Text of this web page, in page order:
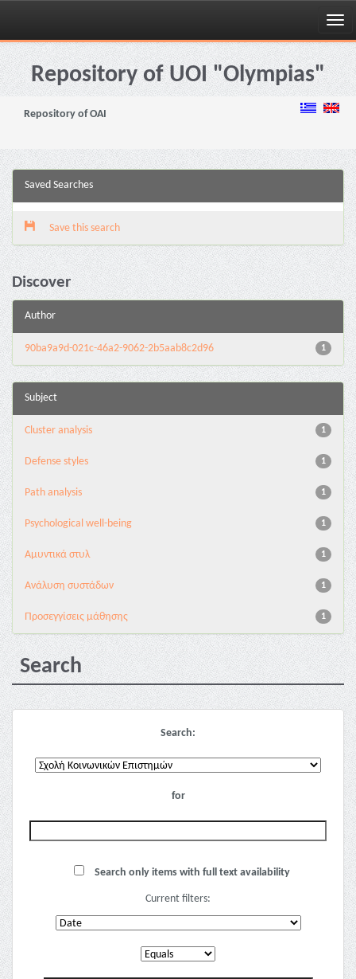
Skip
navigationRepository of UOI "Olympias"
Repository of OAI
Saved Searches
Save this search
Discover
Author
1
90ba9a9d-021c-46a2-9062-2b5aab8c2d96
Subject
1
Cluster analysis
1
Defense styles
1
Path analysis
1
Psychological well-being
1
Αμυντικά στυλ
1
Ανάλυση συστάδων
1
Προσεγγίσεις μάθησης
Search
Search:
for
Search only items with full text availability
Current filters: